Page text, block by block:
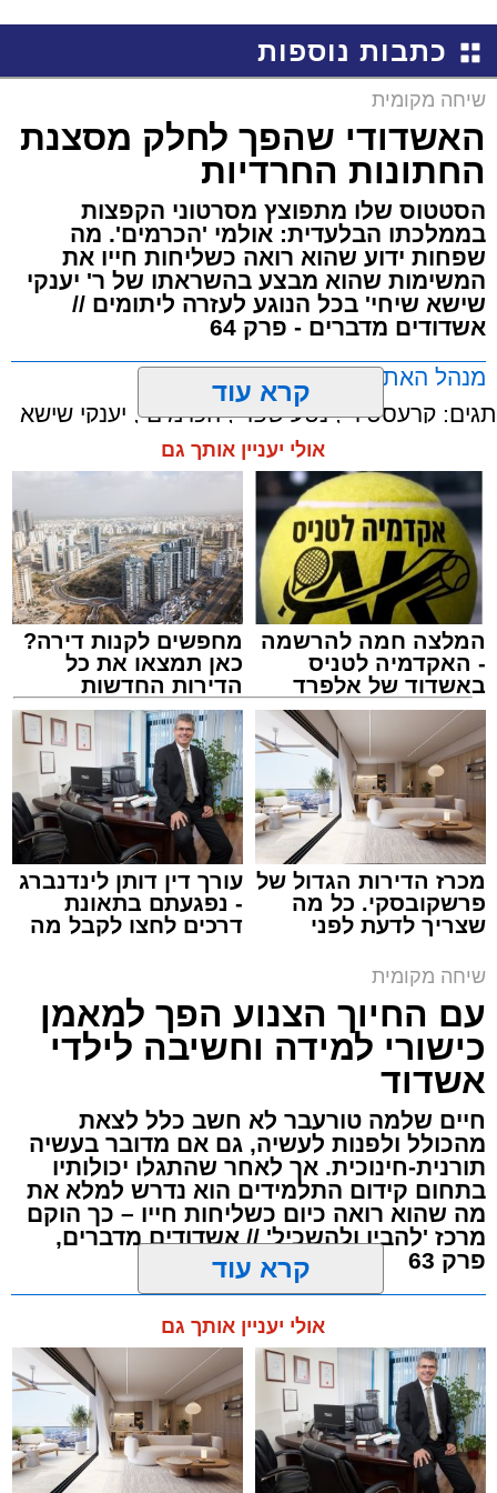
באשדוד
כתבות נוספות
שיחה מקומית
האשדודי שהפך לחלק מסצנת
החתונות החרדיות
הסטטוס שלו מתפוצץ מסרטוני הקפצות
בממלכתו הבלעדית: אולמי 'הכרמים'. מה
שפחות ידוע שהוא רואה כשליחות חייו את
המשימות שהוא מבצע בהשראתו של ר' יענקי
שישא שיחי' בכל הנוגע לעזרה ליתומים //
אשדודים מדברים - פרק 64
מנהל האתר / 15:08 26.05.26
תגים: קרעסטיר, נטע שפר, הכרמים, יענקי שישא
איש של אנשים. נטע שפר (אלבום פרטי)
כמה מילים על עצמך:
שמי נתן נטע שפר, בן 36, אב לחמישה, מתגורר
בעיר מזה 12 שנה, אם כי אני יכול לומר שלפחות
בהתחלה פחות 'התחברתי' לאשדוד ובשנים
הראשונות שהתגוררתי בה חשבתי שהיא לא
מתאימה למזגי הסוער...
בשנים האחרונות, מאז שהתחלתי לנהל את אולם
קרא עוד
אולי יעניין אותך גם
המלצה חמה להרשמה
- האקדמיה לטניס
באשדוד של אלפרד
קריאולנסקי - לילדים
מחפשים לקנות דירה?
כאן תמצאו את כל
הדירות החדשות
למכירה באשדוד >>>
מכרז הדירות הגדול של
פרשקובסקי. כל מה
שצריך לדעת לפני
באשדוד
עורך דין דותן לינדנברג
- נפגעתם בתאונת
דרכים לחצו לקבל מה
שיחה מקומית
עם החיוך הצנוע הפך למאמן
כישורי למידה וחשיבה לילדי
אשדוד
חיים שלמה טורעבר לא חשב כלל לצאת
מהכולל ולפנות לעשיה, גם אם מדובר בעשיה
תורנית-חינוכית. אך לאחר שהתגלו יכולותיו
בתחום קידום התלמידים הוא נדרש למלא את
מה שהוא רואה כיום כשליחות חייו – כך הוקם
מרכז 'להבין ולהשכיל' // אשדודים מדברים,
פרק 63
תגים:האדמו"ר מפיטסבורג, מרכז להבין ולהשכיל,
להבין ולהשכיל
חיים שלמה טורעבר, קידום
תלמידים
קרא עוד
אולי יעניין אותך גם